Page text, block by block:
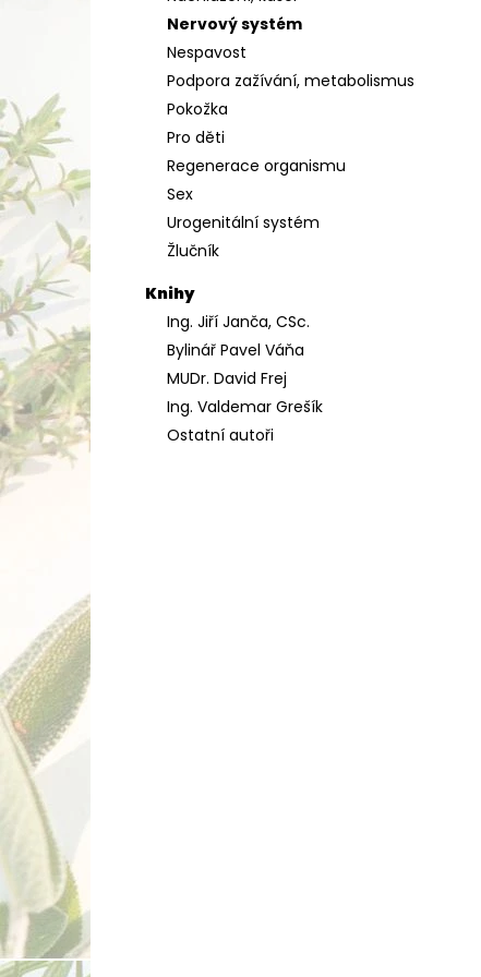
Nervový systém
Nespavost
Podpora zažívání, metabolismus
Pokožka
Pro děti
Regenerace organismu
Sex
Urogenitální systém
Žlučník
Knihy
Ing. Jiří Janča, CSc.
Bylinář Pavel Váňa
MUDr. David Frej
Ing. Valdemar Grešík
Ostatní autoři